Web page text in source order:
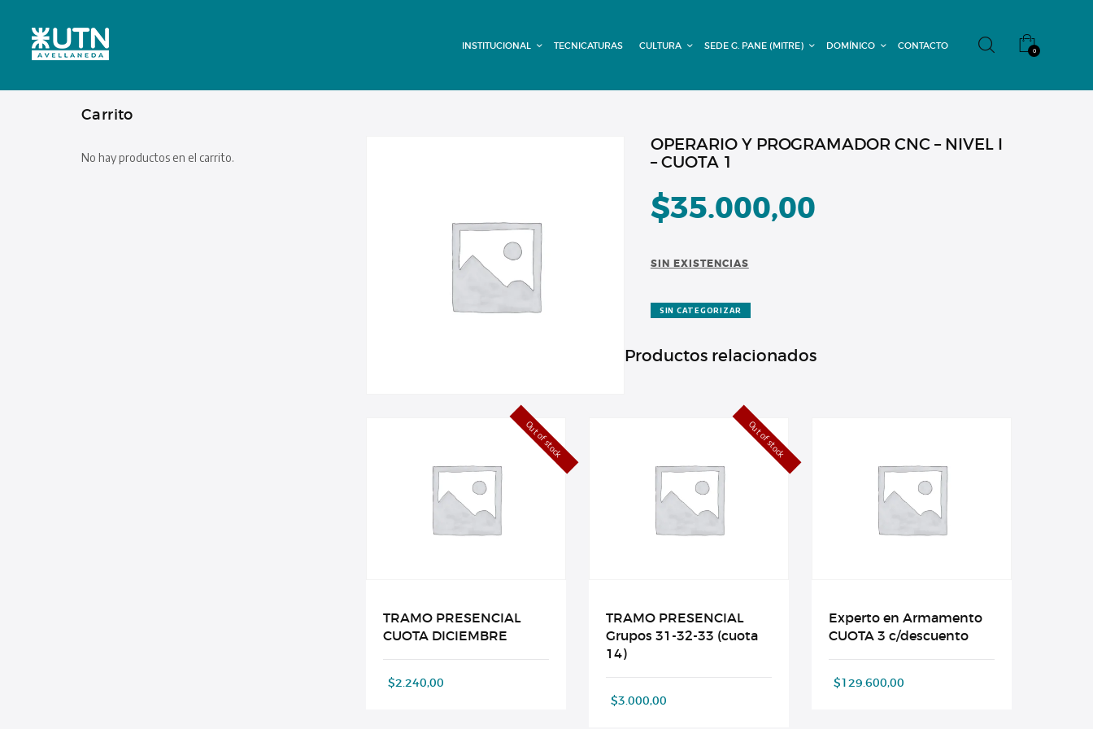
INSTITUCIONAL TECNICATURAS CULTURA SEDE G. PANE (MITRE) DOMÍNICO CONTACTO 0
DOMÍNICO
CONTACTO
OPERARIO Y PROGRAMADOR CNC – NIVEL I
– CUOTA 1
$35.000,00
SIN EXISTENCIAS
SIN CATEGORIZAR
Productos relacionados
Out of stock
TRAMO PRESENCIAL
CUOTA DICIEMBRE
$2.240,00
Out of stock
TRAMO PRESENCIAL
Grupos 31-32-33 (cuota
14)
$3.000,00
Experto en Armamento
CUOTA 3 c/descuento
$129.600,00
Carrito
No hay productos en el carrito.